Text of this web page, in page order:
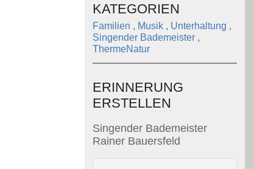
KATEGORIEN
Familien , Musik , Unterhaltung ,
Singender Bademeister ,
ThermeNatur
ERINNERUNG
ERSTELLEN
Singender Bademeister
Rainer Bauersfeld